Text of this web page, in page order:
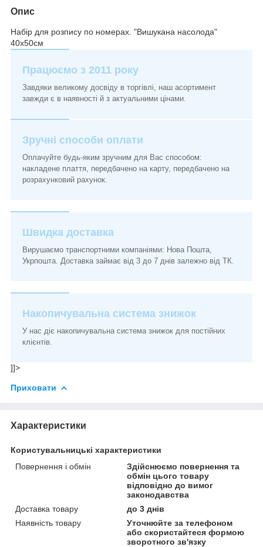
Опис
Набір для розпису по номерах. "Вишукана насолода"
40х50см
Працюємо з 2011 року
Завдяки великому досвіду в торгівлі, наш асортимент
завжди є в наявності й з актуальними цінами.
Зручні способи оплати
Оплачуйте будь-яким зручним для Вас способом:
накладене плаття, передбачено на карту, передбачено на
розрахунковий рахунок.
Швидка доставка
Вирушаємо транспортними компаніями: Нова Пошта,
Укрпошта. Доставка займає від 3 до 7 днів залежно від ТК.
Накопичувальна система знижок
У нас діє накопичувальна система знижок для постійних
клієнтів.
]]>
Приховати
Характеристики
Користувальницькі характеристики
Повернення і обмін
Здійснюємо повернення та
обмін цього товару
відповідно до вимог
законодавства
Доставка товару
до 3 днів
Наявність товару
Уточнюйте за телефоном
або скористайтеся формою
зворотного зв'язку